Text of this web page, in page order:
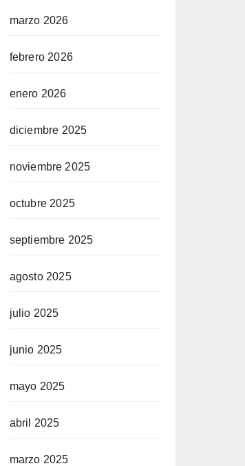
marzo 2026
febrero 2026
enero 2026
diciembre 2025
noviembre 2025
octubre 2025
septiembre 2025
agosto 2025
julio 2025
junio 2025
mayo 2025
abril 2025
marzo 2025